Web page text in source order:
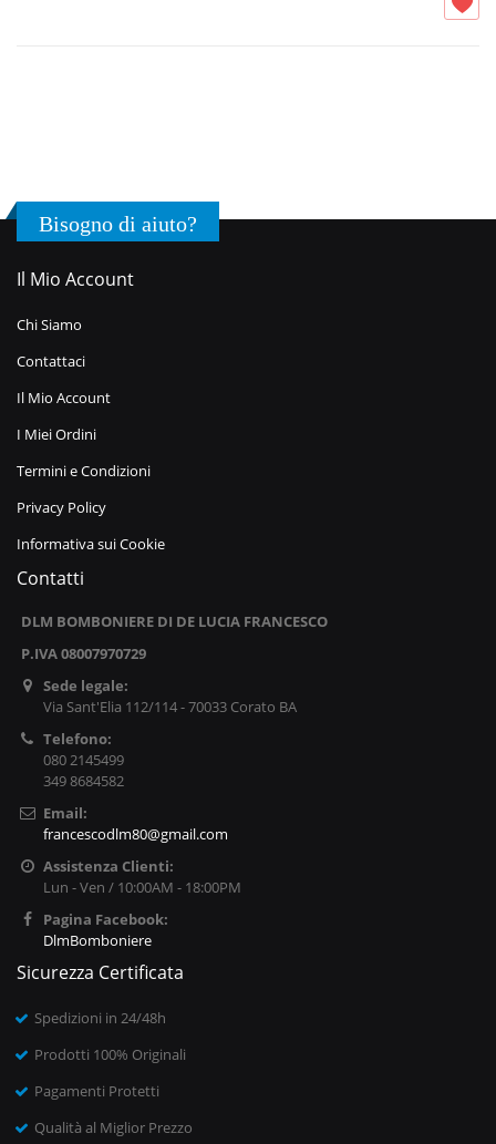
Bisogno di aiuto?
Il Mio Account
Chi Siamo
Contattaci
Il Mio Account
I Miei Ordini
Termini e Condizioni
Privacy Policy
Informativa sui Cookie
Contatti
DLM BOMBONIERE DI DE LUCIA FRANCESCO
P.IVA 08007970729
Sede legale:
Via Sant'Elia 112/114 - 70033 Corato BA
Telefono:
080 2145499
349 8684582
Email:
francescodlm80@gmail.com
Assistenza Clienti:
Lun - Ven / 10:00AM - 18:00PM
Pagina Facebook:
DlmBomboniere
Sicurezza Certificata
Spedizioni in 24/48h
Prodotti 100% Originali
Pagamenti Protetti
Qualità al Miglior Prezzo